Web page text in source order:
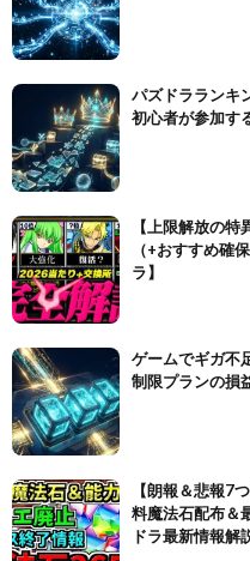
パズドラランキ
初心者が参加す
【上限解放の
（+おすすめ確
ラ】
ゲームでギガ不
制限プランの損
【朗報＆悲報7
料魔法石配布＆
ドラ最新情報解